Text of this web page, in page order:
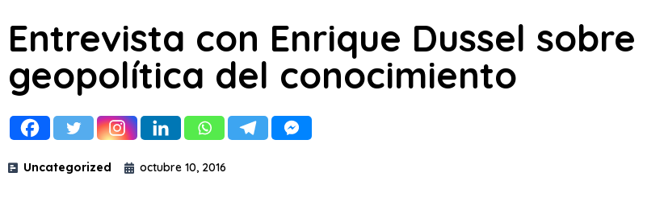
Entrevista con Enrique Dussel sobre
geopolítica del conocimiento
Uncategorized octubre 10, 2016